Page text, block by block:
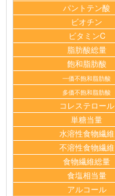
パントテン酸
ビオチン
ビタミンC
脂肪酸総量
飽和脂肪酸
一価不飽和脂肪酸
多価不飽和脂肪酸
コレステロール
単糖当量
水溶性食物繊維
不溶性食物繊維
食物繊維総量
食塩相当量
アルコール